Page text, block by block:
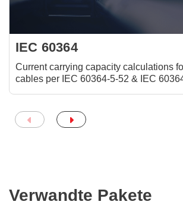
IEC 60364
Current carrying capacity calculations
cables per IEC 60364-5-52 & IEC
Verwandte Pakete